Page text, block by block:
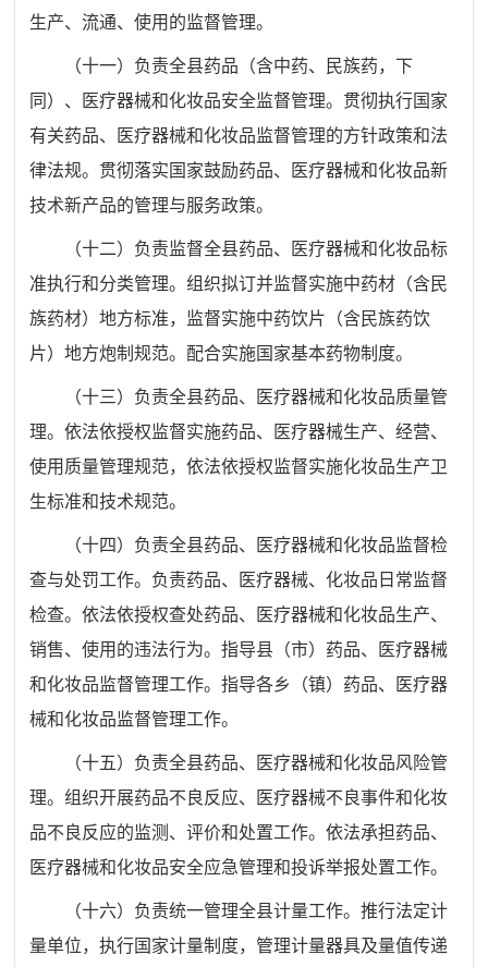
生产、流通、使用的监督管理。
（十一）负责全县药品（含中药、民族药，下
同）、医疗器械和化妆品安全监督管理。贯彻执行国家
有关药品、医疗器械和化妆品监督管理的方针政策和法
律法规。贯彻落实国家鼓励药品、医疗器械和化妆品新
技术新产品的管理与服务政策。
（十二）负责监督全县药品、医疗器械和化妆品标
准执行和分类管理。组织拟订并监督实施中药材（含民
族药材）地方标准，监督实施中药饮片（含民族药饮
片）地方炮制规范。配合实施国家基本药物制度。
（十三）负责全县药品、医疗器械和化妆品质量管
理。依法依授权监督实施药品、医疗器械生产、经营、
使用质量管理规范，依法依授权监督实施化妆品生产卫
生标准和技术规范。
（十四）负责全县药品、医疗器械和化妆品监督检
查与处罚工作。负责药品、医疗器械、化妆品日常监督
检查。依法依授权查处药品、医疗器械和化妆品生产、
销售、使用的违法行为。指导县（市）药品、医疗器械
和化妆品监督管理工作。指导各乡（镇）药品、医疗器
械和化妆品监督管理工作。
（十五）负责全县药品、医疗器械和化妆品风险管
理。组织开展药品不良反应、医疗器械不良事件和化妆
品不良反应的监测、评价和处置工作。依法承担药品、
医疗器械和化妆品安全应急管理和投诉举报处置工作。
（十六）负责统一管理全县计量工作。推行法定计
量单位，执行国家计量制度，管理计量器具及量值传递